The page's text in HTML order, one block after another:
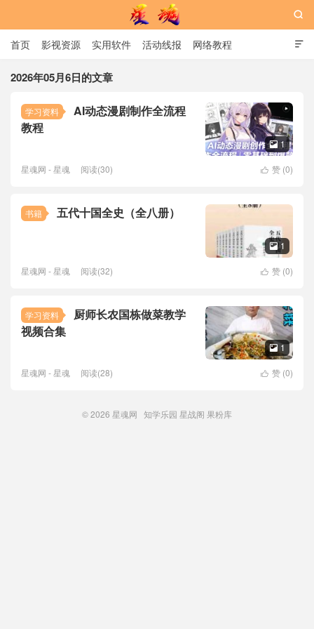
星魂网

首页 影视资源 实用软件 活动线报 网络教程
用户中心 书籍 娱乐

2026年05月6日的文章
学习资料
AI动态漫剧制作全流程
教程
 1
 赞 (0)
星魂网 - 星魂 阅读(30)
书籍 五代十国全史（全八册）
 1
 赞 (0)
星魂网 - 星魂 阅读(32)
学习资料
厨师长农国栋做菜教学
视频合集
 1
 赞 (0)
星魂网 - 星魂 阅读(28)
© 2026 星魂网 知学乐园 星战阁 果粉库